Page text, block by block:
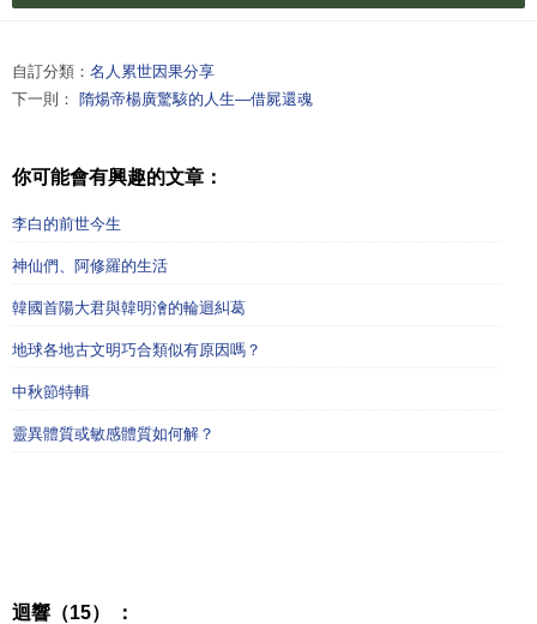
自訂分類： 名人累世因果分享
下一則： 隋煬帝楊廣驚駭的人生—借屍還魂
你可能會有興趣的文章：
李白的前世今生
神仙們、阿修羅的生活
韓國首陽大君與韓明澮的輪迴糾葛
地球各地古文明巧合類似有原因嗎？
中秋節特輯
靈異體質或敏感體質如何解？
迴響（15） ：